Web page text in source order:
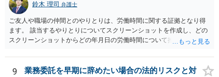
鈴木 理司 弁護士
ご友人や職場の仲間とのやりとりは、労働時間に関する証拠となり得
ます。 該当するやりとりについてスクリーンショットを作成し、どの
スクリーンショットからどの年月日の労働時間について推定できるか
9
業務委託を早期に辞めたい場合の法的リスクと対